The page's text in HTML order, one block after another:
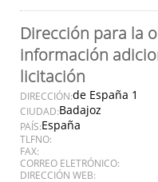
Dirección para la
información
licitación
DIRECCIÓN:de España 1
CIUDAD:Badajoz
PAÍS:España
TLFNO:
FAX:
CORREO ELETRÓNICO:
DIRECCIÓN WEB: